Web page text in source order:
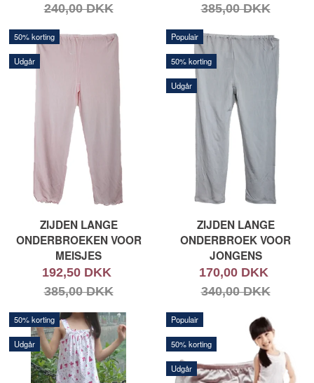
240,00 DKK
385,00 DKK
50% korting
Udgår
ZIJDEN LANGE
ONDERBROEKEN VOOR
MEISJES
192,50 DKK
385,00 DKK
Populair
50% korting
Udgår
ZIJDEN LANGE
ONDERBROEK VOOR
JONGENS
170,00 DKK
340,00 DKK
50% korting
Udgår
Populair
50% korting
Udgår